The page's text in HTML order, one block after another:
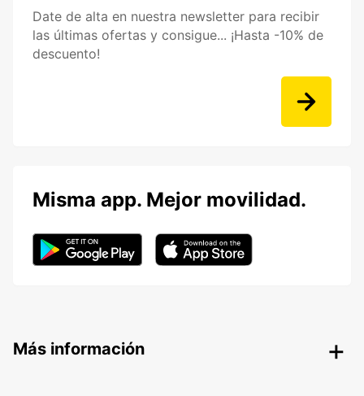
Date de alta en nuestra newsletter para recibir
las últimas ofertas y consigue... ¡Hasta -10% de
descuento!
Misma app. Mejor movilidad.
Más información